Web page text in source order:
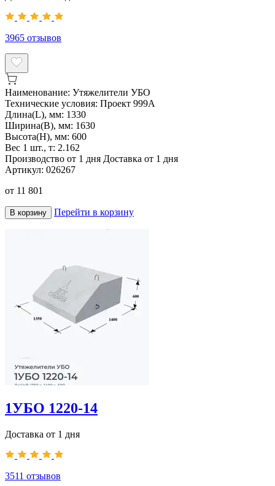
3965 отзывов
Наименование: Утяжелители УБО
Технические условия: Проект 999А
Длина(L), мм: 1330
Ширина(B), мм: 1630
Высота(H), мм: 600
Вес 1 шт., т: 2.162
Производство от 1 дня Доставка от 1 дня
Артикул: 026267
от 11 801
В корзину Перейти в корзину
1УБО 1220-14
Доставка от 1 дня
3511 отзывов